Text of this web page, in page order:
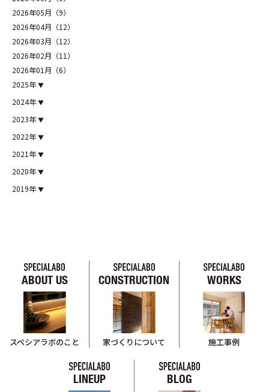
2026年05月（9）
2026年04月（12）
2026年03月（12）
2026年02月（11）
2026年01月（6）
2025年
2024年
2023年
2022年
2021年
2020年
2019年
ABOUT US
スペシアラボのこと
CONSTRUCTION
家づくりについて
WORKS
施工事例
LINEUP BLOG